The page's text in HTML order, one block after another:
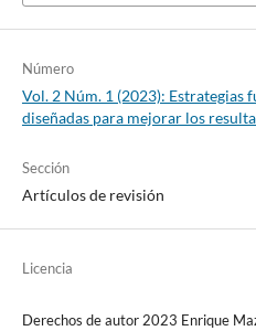
Número
Vol. 2 Núm. 1 (2023): Estrategias
diseñadas para mejorar los
Sección
Artículos de revisión
Licencia
Derechos de autor 2023 Enrique